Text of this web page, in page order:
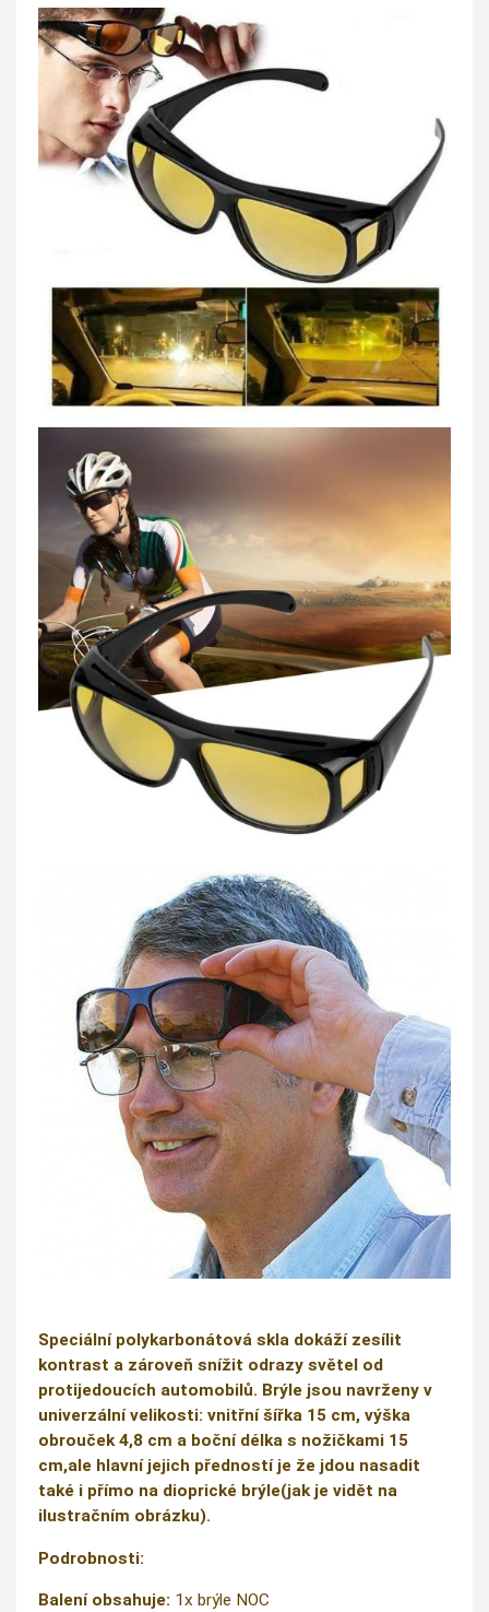
Speciální polykarbonátová skla dokáží zesílit
kontrast a zároveň snížit odrazy světel od
protijedoucích automobilů. Brýle jsou navrženy v
univerzální velikosti: vnitřní šířka 15 cm, výška
obrouček 4,8 cm a boční délka s nožičkami 15
cm,ale hlavní jejich předností je že jdou nasadit
také i přímo na dioprické brýle(jak je vidět na
ilustračním obrázku).
Podrobnosti:
Balení obsahuje: 1x brýle NOC